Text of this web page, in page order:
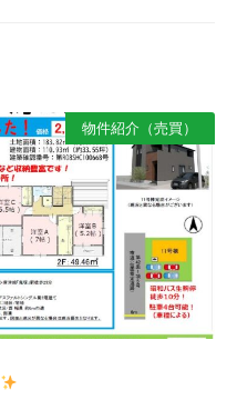
物件紹介（売買）